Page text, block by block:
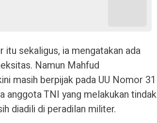
itu sekaligus, ia mengatakan ada
Namun Mahfud
masih berpijak pada UU Nomor 31
anggota TNI yang melakukan tindak
diadili di peradilan militer.